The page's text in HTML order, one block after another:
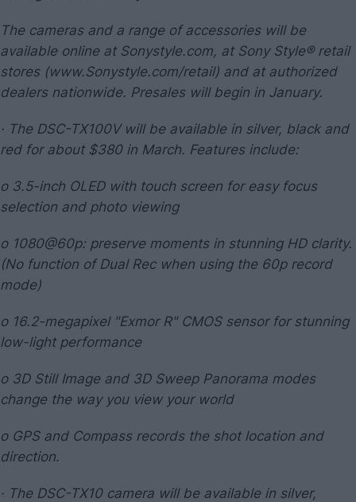
The cameras and a range of accessories will be
available online at Sonystyle.com, at Sony Style® retail
stores (www.Sonystyle.com/retail) and at authorized
dealers nationwide. Presales will begin in January.
· The DSC-TX100V will be available in silver, black and
red for about $380 in March. Features include:
o 3.5-inch OLED with touch screen for easy focus
selection and photo viewing
o 1080@60p: preserve moments in stunning HD clarity.
(No function of Dual Rec when using the 60p record
mode)
o 16.2-megapixel "Exmor R" CMOS sensor for stunning
low-light performance
o 3D Still Image and 3D Sweep Panorama modes
change the way you view your world
o GPS and Compass records the shot location and
direction.
· The DSC-TX10 camera will be available in silver,